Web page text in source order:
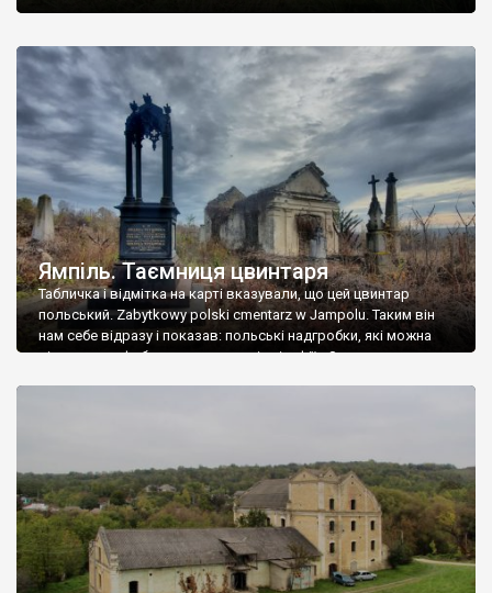
Ямпіль. Таємниця цвинтаря
Табличка і відмітка на карті вказували, що цей цвинтар
польський. Zabytkowy polski cmentarz w Jampolu. Таким він
нам себе відразу і показав: польські надгробки, які можна
віднести до фабричних, польські епітафії… Загалом цвинтар